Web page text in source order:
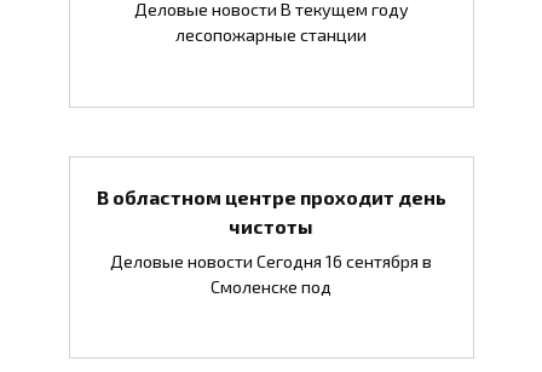
Деловые новости В текущем году
лесопожарные станции
В областном центре проходит день
чистоты
Деловые новости Сегодня 16 сентября в
Смоленске под